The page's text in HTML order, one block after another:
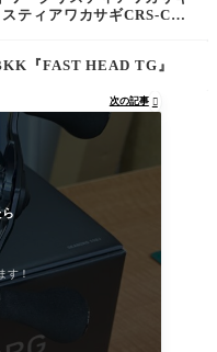
ティアワカサギCRS-C
『FAST HEAD TG』
次の記事 
す！